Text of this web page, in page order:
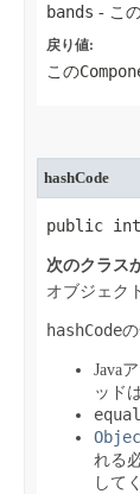
bands - こ
戻り値:
この
hashCode
public int
次のクラス
オブジェク
hashCode
Java
ッド
れる
して